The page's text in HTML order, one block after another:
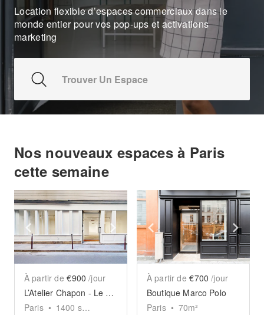
Location flexible d’espaces commerciaux dans le
monde entier pour vos pop-ups et activations
marketing
Trouver Un Espace
Nos nouveaux espaces à Paris
cette semaine
Show previous slideShow next slide
À partir de €900 /jour
L’Atelier Chapon - Le Marais
Paris • 1400 sq ft
Show previous slide
À partir de €700 /jour
Boutique Marco Polo
Paris • 70m²